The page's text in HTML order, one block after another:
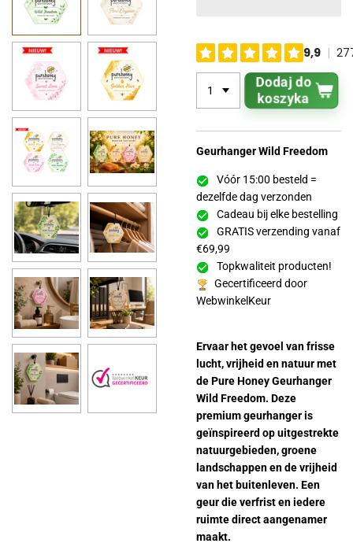
Dodaj do
koszyka
Geurhanger Wild Freedom
Vóór 15:00 besteld =
dezelfde dag verzonden
Cadeau bij elke bestelling
GRATIS verzending vanaf
€69,99
Topkwaliteit producten!
Gecertificeerd door
WebwinkelKeur
Ervaar het gevoel van frisse
lucht, vrijheid en natuur met
de Pure Honey Geurhanger
Wild Freedom. Deze
premium geurhanger is
geïnspireerd op uitgestrekte
natuurgebieden, groene
landschappen en de vrijheid
van het buitenleven. Een
geur die verfrist en iedere
ruimte direct aangenamer
maakt.